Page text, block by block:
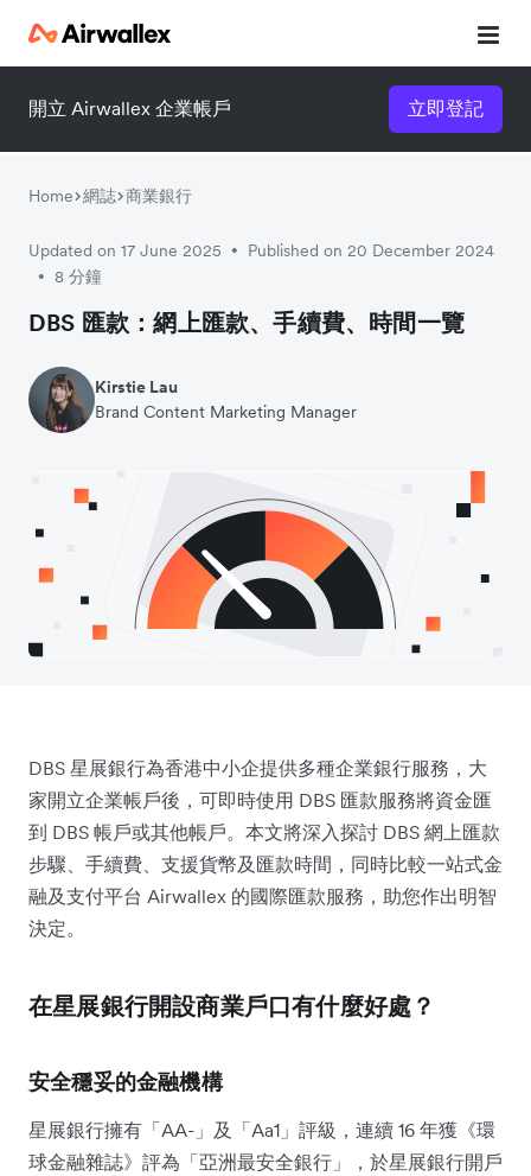
開立 Airwallex 企業帳戶 立即登記
Home 網誌 商業銀行
Updated on 17 June 2025 • Published on 20 December 2024
• 8 分鐘
DBS 匯款：網上匯款、手續費、時間一覽
Kirstie Lau
Brand Content Marketing Manager
DBS 星展銀行為香港中小企提供多種企業銀行服務，大
家開立企業帳戶後，可即時使用 DBS 匯款服務將資金匯
到 DBS 帳戶或其他帳戶。本文將深入探討 DBS 網上匯款
步驟、手續費、支援貨幣及匯款時間，同時比較一站式金
融及支付平台 Airwallex 的國際匯款服務，助您作出明智
決定。
在星展銀行開設商業戶口有什麼好處？
安全穩妥的金融機構
星展銀行擁有「AA-」及「Aa1」評級，連續 16 年獲《環
球金融雜誌》評為「亞洲最安全銀行」，於星展銀行開戶
立即觀看 3 分鐘體驗短片
請填寫資料以觀體驗短片：